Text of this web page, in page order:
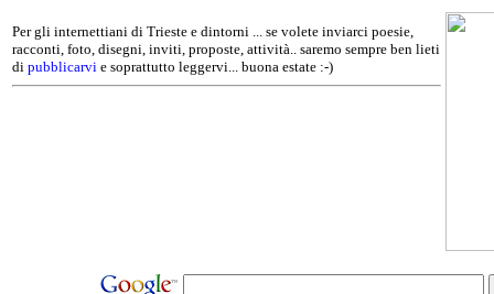
Per gli internettiani di Trieste e dintorni ... se volete inviarci poesie,
racconti, foto, disegni, inviti, proposte, attività.. saremo sempre ben lieti
di pubblicarvi e soprattutto leggervi... buona estate :-)